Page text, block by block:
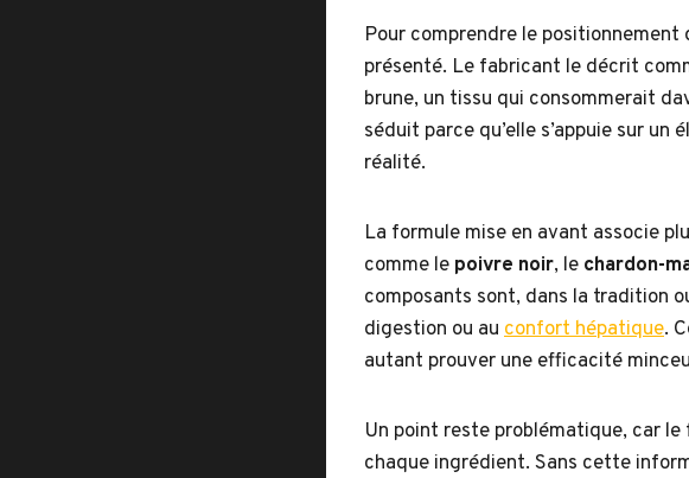
Pour comprendre le
présenté. Le fabricant le décrit
brune, un tissu qui consommerait
séduit parce qu’elle s’appuie sur
réalité.
La formule mise en avant associe
comme le poivre noir, le chardon-
composants sont, dans la tradition
digestion ou au confort hépatique.
autant prouver une efficacité
Un point reste problématique, car
chaque ingrédient. Sans cette